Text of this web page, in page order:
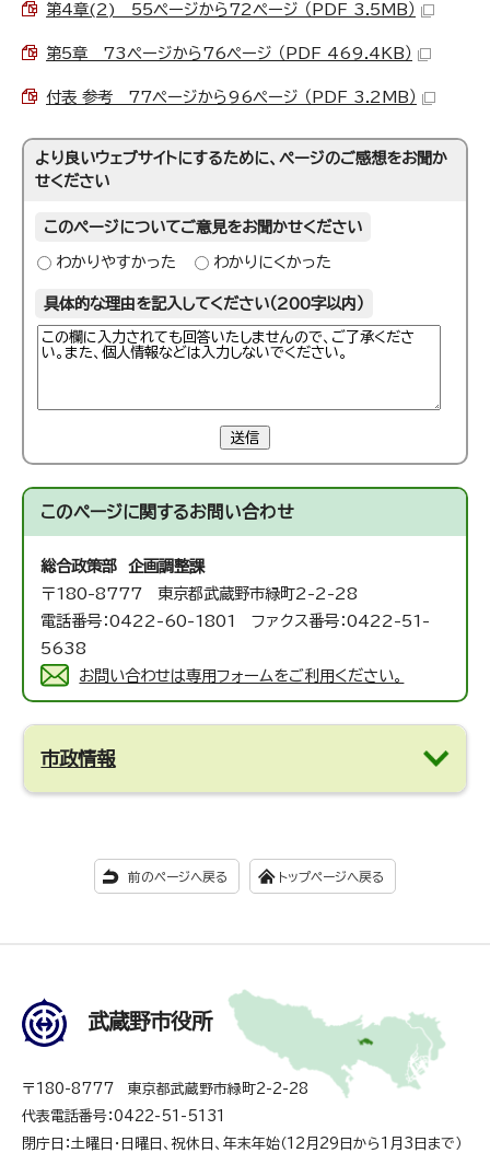
第4章(2) 55ページから72ページ （PDF 3.5MB）
第5章 73ページから76ページ （PDF 469.4KB）
付表 参考 77ページから96ページ （PDF 3.2MB）
より良いウェブサイトにするために、ページのご感想をお聞か
せください
このページについてご意見をお聞かせください
わかりやすかった わかりにくかった
具体的な理由を記入してください（200字以内）
送信
このページに関するお問い合わせ
総合政策部 企画調整課
〒180-8777 東京都武蔵野市緑町2-2-28
電話番号：0422-60-1801 ファクス番号：0422-51-
5638
お問い合わせは専用フォームをご利用ください。
市政情報
前のページへ戻る トップページへ戻る
武蔵野市役所
〒180-8777 東京都武蔵野市緑町2-2-28
代表電話番号：0422-51-5131
閉庁日：土曜日・日曜日、祝休日、年末年始（12月29日から1月3日まで）